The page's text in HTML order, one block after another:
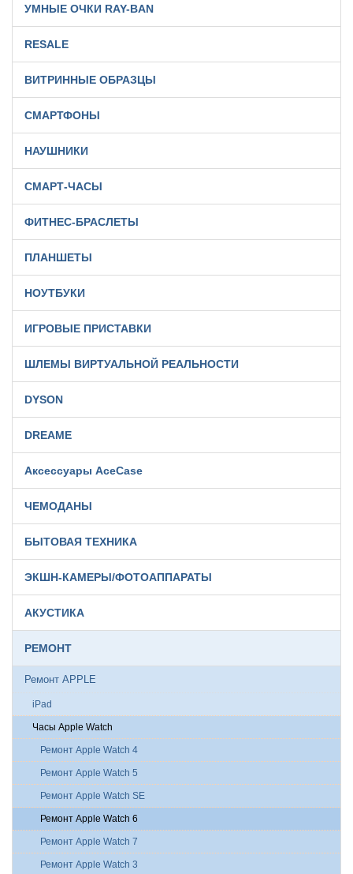
УМНЫЕ ОЧКИ RAY-BAN
RESALE
ВИТРИННЫЕ ОБРАЗЦЫ
СМАРТФОНЫ
НАУШНИКИ
СМАРТ-ЧАСЫ
ФИТНЕС-БРАСЛЕТЫ
ПЛАНШЕТЫ
НОУТБУКИ
ИГРОВЫЕ ПРИСТАВКИ
ШЛЕМЫ ВИРТУАЛЬНОЙ РЕАЛЬНОСТИ
DYSON
DREAME
Аксессуары AceCase
ЧЕМОДАНЫ
БЫТОВАЯ ТЕХНИКА
ЭКШН-КАМЕРЫ/ФОТОАППАРАТЫ
АКУСТИКА
РЕМОНТ
Ремонт APPLE
iPad
Часы Apple Watch
Ремонт Apple Watch 4
Ремонт Apple Watch 5
Ремонт Apple Watch SE
Ремонт Apple Watch 6
Ремонт Apple Watch 7
Ремонт Apple Watch 3